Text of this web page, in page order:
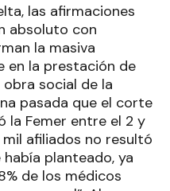
las afirmaciones
absoluto con
la masiva
en la prestación de
obra social de la
pasada que el corte
la Femer entre el 2 y
afiliados no resultó
planteado, ya
de los médicos